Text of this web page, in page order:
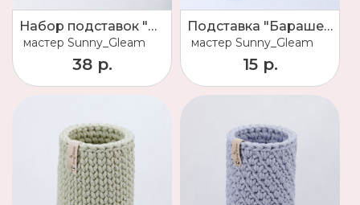
Набор подставок "Лапки"
мастер Sunny_Gleam
38 р.
Подставка "Барашек"
мастер Sunny_Gleam
15 р.